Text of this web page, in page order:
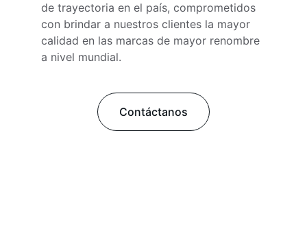
de trayectoria en el país, comprometidos
con brindar a nuestros clientes la mayor
calidad en las marcas de mayor renombre
a nivel mundial.
Contáctanos